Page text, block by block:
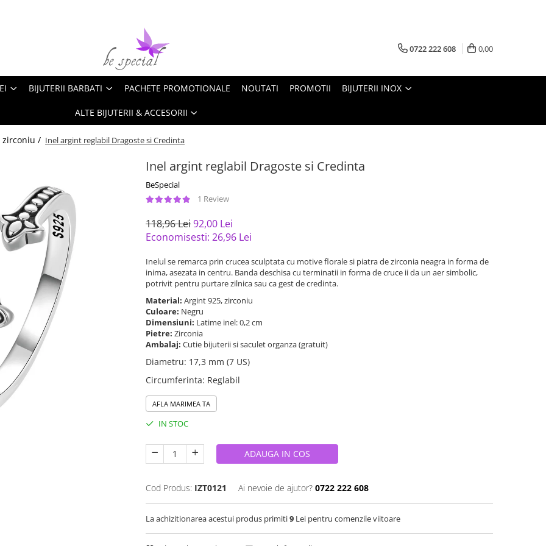
0722 222 608 0,00
BIJUTERII BARBATI PACHETE PROMOTIONALE NOUTATI PROMOTII BIJUTERII INOX
ALTE BIJUTERII & ACCESORII
zirconiu / Inel argint reglabil Dragoste si Credinta
Inel argint reglabil Dragoste si Credinta
BeSpecial
1 Review
118,96 Lei92,00 Lei
Economisesti: 26,96 Lei
Inelul se remarca prin crucea sculptata cu motive florale si piatra de zirconia neagra in forma de
inima, asezata in centru. Banda deschisa cu terminatii in forma de cruce ii da un aer simbolic,
potrivit pentru purtare zilnica sau ca gest de credinta.
Material: Argint 925, zirconiu
Culoare: Negru
Dimensiuni: Latime inel: 0,2 cm
Pietre: Zirconia
Ambalaj: Cutie bijuterii si saculet organza (gratuit)
Diametru: 17,3 mm (7 US)
Circumferinta: Reglabil
AFLA MARIMEA TA
IN STOC
ADAUGA IN COS
Cod Produs: IZT0121 Ai nevoie de ajutor? 0722 222 608
La achizitionarea acestui produs primiti9 Lei pentru comenzile viitoare